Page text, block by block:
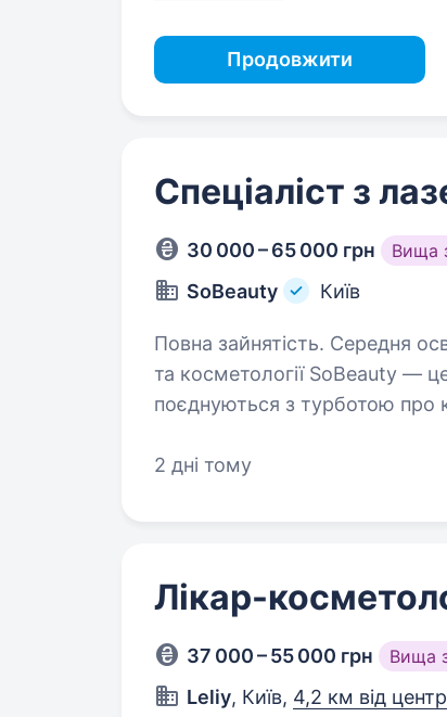
Продовжити
Спеціаліст з
30 000 – 65 000 грн Вища
SoBeauty Київ
Повна зайнятість. Середня освіта. Мережа студій лазерної
та косметології SoBeauty —
поєднуються з турботою про
2 дні тому
Лікар-
37 000 – 55 000 грн Вища
Leliy, Київ, 4,2 км від